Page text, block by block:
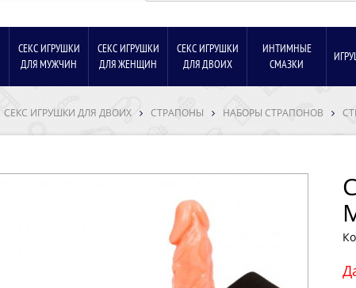
СЕКС ИГРУШКИ
ДЛЯ МУЖЧИН
СЕКС ИГРУШКИ
ДЛЯ ЖЕНЩИН
СЕКС ИГРУШКИ
ДЛЯ ДВОИХ
ИНТИМНЫЕ
СМАЗКИ
СЕКС ИГРУШКИ ДЛЯ ДВОИХ СТРАПОНЫ НАБОРЫ СТРАПОНОВ